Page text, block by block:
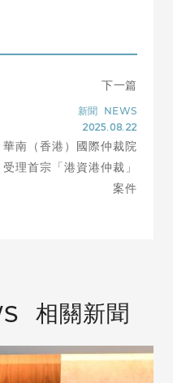
下一篇
新聞
NEWS
2025.08.22
華南（香港）國際仲裁院
受理首宗「港資港仲裁」
案件
相關新聞